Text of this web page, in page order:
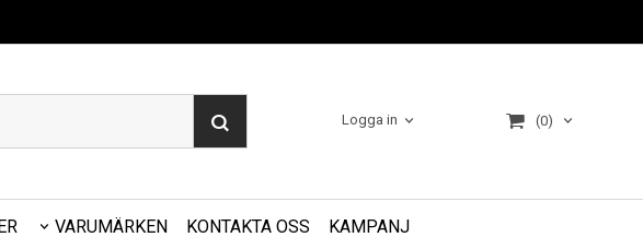
Logga in (0)
VARUMÄRKEN KONTAKTA OSS KAMPANJ